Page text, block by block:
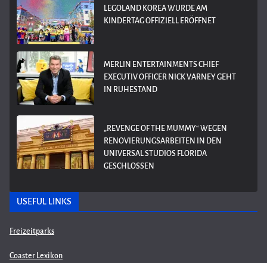
LEGOLAND KOREA WURDE AM
KINDERTAG OFFIZIELL ERÖFFNET
MERLIN ENTERTAINMENTS CHIEF
EXECUTIV OFFICER NICK VARNEY GEHT
IN RUHESTAND
„REVENGE OF THE MUMMY“ WEGEN
RENOVIERUNGSARBEITEN IN DEN
UNIVERSAL STUDIOS FLORIDA
GESCHLOSSEN
USEFUL LINKS
Freizeitparks
Coaster Lexikon